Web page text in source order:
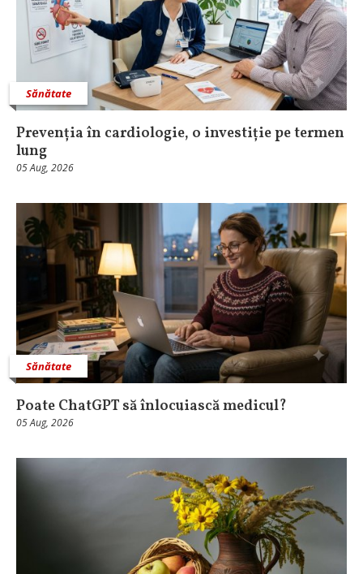
Sănătate
Prevenția în cardiologie, o investiție pe termen
lung
05 Aug, 2026
Sănătate
Poate ChatGPT să înlocuiască medicul?
05 Aug, 2026